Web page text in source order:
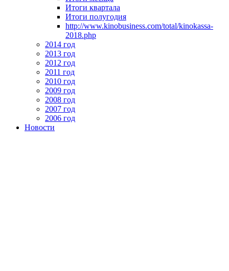
Итоги квартала
Итоги полугодия
http://www.kinobusiness.com/total/kinokassa-
2018.php
2014 год
2013 год
2012 год
2011 год
2010 год
2009 год
2008 год
2007 год
2006 год
Новости